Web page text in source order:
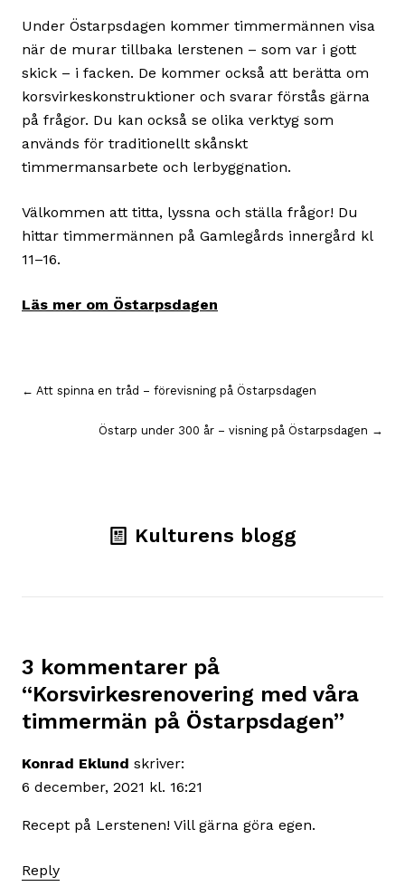
Under Östarpsdagen kommer timmermännen visa
när de murar tillbaka lerstenen – som var i gott
skick – i facken. De kommer också att berätta om
korsvirkeskonstruktioner och svarar förstås gärna
på frågor. Du kan också se olika verktyg som
används för traditionellt skånskt
timmermansarbete och lerbyggnation.
Välkommen att titta, lyssna och ställa frågor! Du
hittar timmermännen på Gamlegårds innergård kl
11–16.
Läs mer om Östarpsdagen
Inläggsnavigering
← Att spinna en tråd – förevisning på Östarpsdagen
Östarp under 300 år – visning på Östarpsdagen →
Kulturens blogg
3 kommentarer på
“Korsvirkesrenovering med våra
timmermän på Östarpsdagen”
Konrad Eklund skriver:
6 december, 2021 kl. 16:21
Recept på Lerstenen! Vill gärna göra egen.
Reply